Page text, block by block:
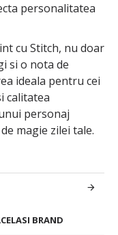
BRAND
personalitatea
cu Stitch, nu doar
si o nota de
ideala pentru cei
calitatea
personaj
magie zilei tale.